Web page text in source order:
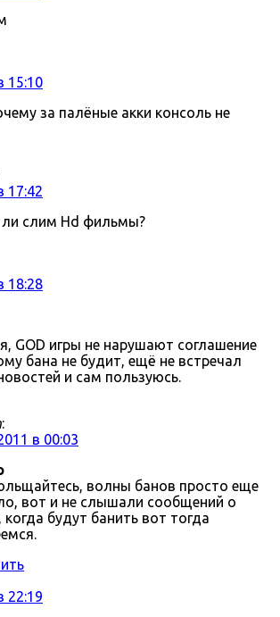
15:10
за палёные акки консоль не
17:42
ли слим Hd фильмы?
18:28
GOD игры не нарушают соглашение
бана не будит, ещё не встречал
и сам пользуюсь.
:
в 00:03
волны банов просто еще
вот и не слышали сообщений о
когда будут банить вот тогда
22:19